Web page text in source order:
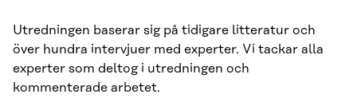
Utredningen baserar sig på tidigare litteratur och
över hundra intervjuer med experter. Vi tackar alla
experter som deltog i utredningen och
kommenterade arbetet.